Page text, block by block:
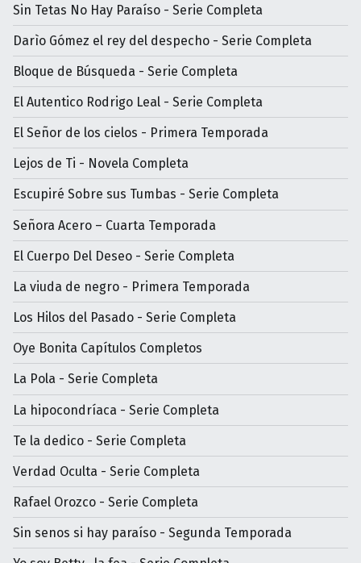
Sin Tetas No Hay Paraíso - Serie Completa
Darìo Gómez el rey del despecho - Serie Completa
Bloque de Búsqueda - Serie Completa
El Autentico Rodrigo Leal - Serie Completa
El Señor de los cielos - Primera Temporada
Lejos de Ti - Novela Completa
Escupiré Sobre sus Tumbas - Serie Completa
Señora Acero – Cuarta Temporada
El Cuerpo Del Deseo - Serie Completa
La viuda de negro - Primera Temporada
Los Hilos del Pasado - Serie Completa
Oye Bonita Capítulos Completos
La Pola - Serie Completa
La hipocondríaca - Serie Completa
Te la dedico - Serie Completa
Verdad Oculta - Serie Completa
Rafael Orozco - Serie Completa
Sin senos si hay paraíso - Segunda Temporada